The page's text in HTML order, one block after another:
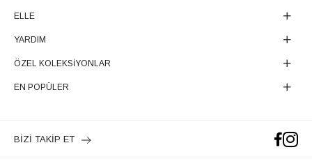
ELLE
YARDIM
ÖZEL KOLEKSİYONLAR
EN POPÜLER
BİZİ TAKİP ET